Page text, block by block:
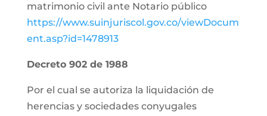
matrimonio civil ante Notario público
https://www.suinjuriscol.gov.co/viewDocum
ent.asp?id=1478913
Decreto 902 de 1988
Por el cual se autoriza la liquidación de
herencias y sociedades conyugales